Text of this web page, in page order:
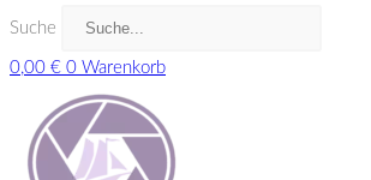
Suche
0,00 € 0 Warenkorb